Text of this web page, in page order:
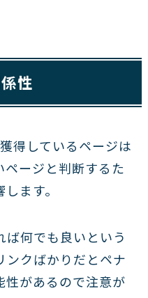
性
得しているページは
ージと判断するた
ます。
ば何でも良いという
ンクばかりだとペナ
性があるので注意が